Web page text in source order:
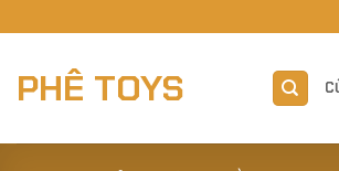
to
PHÊ TOYS